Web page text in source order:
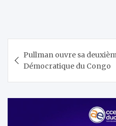
de
l’article
Pullman ouvre sa
Démocratique du Congo